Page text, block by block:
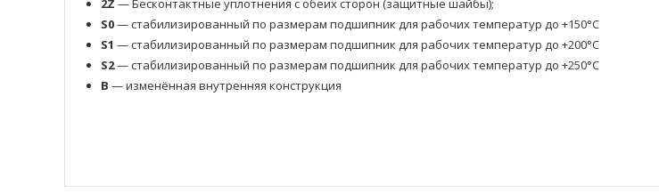
2Z — Бесконтактные уплотнения с обеих сторон (защитные шайбы);
S0— стабилизированный по размерам подшипник для рабочих температур до +150°C
S1 — стабилизированный по размерам подшипник для рабочих температур до +200°C
S2— стабилизированный по размерам подшипник для рабочих температур до +250°C
B — изменённая внутренняя конструкция